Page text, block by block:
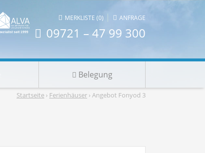
MERKLISTE (0) | ANFRAGE
09721 – 47 99 300
Belegung
Startseite › Ferienhäuser › Angebot Fonyod 3